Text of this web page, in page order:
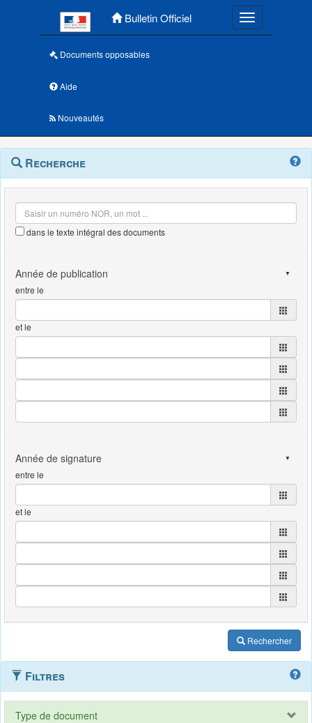
Bulletin Officiel Toggle
Documents opposables
Aide
Nouveautés
Navigation
outils
Menu
contextuel
Recherche
dans le texte intégral des documents
entre le
et le
entre le
et le
Rechercher
Filtres
Type de document